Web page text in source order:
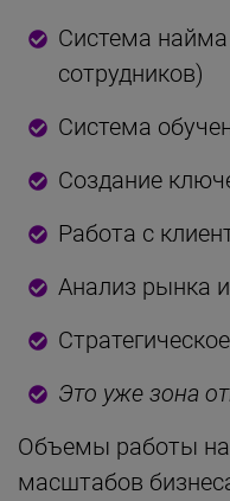
Система
сотрудников)
Система
Создание
Работа с
Анализ рынка
Это уже зона
Объемы работы
масштабов